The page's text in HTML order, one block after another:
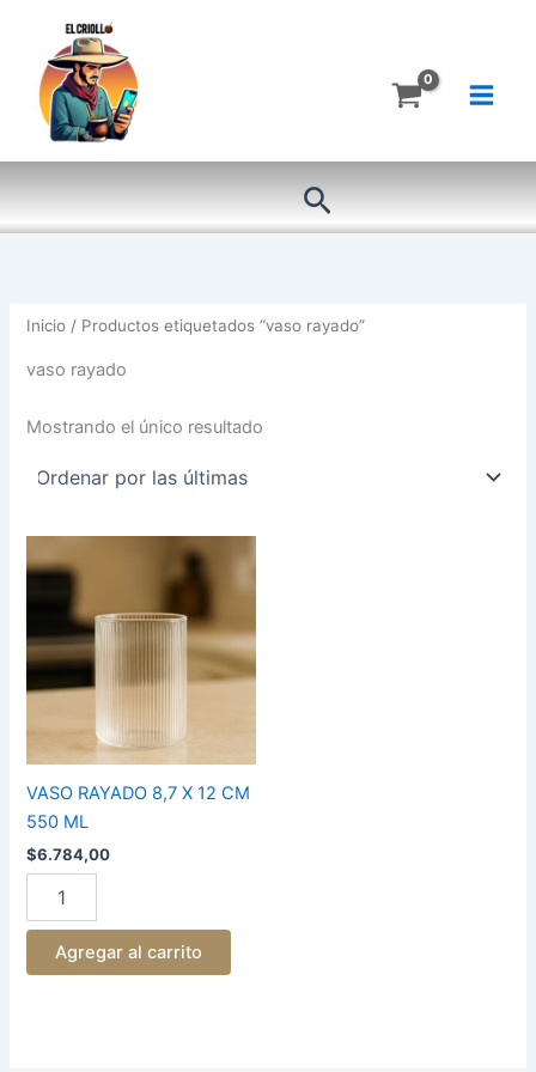
contenido
Buscar
Inicio / Productos etiquetados “vaso rayado”
vaso rayado
Mostrando el único resultado
VASO RAYADO 8,7 X 12 CM
550 ML
$6.784,00
RAYADO
12
CM
550
cantidad
Agregar al carrito